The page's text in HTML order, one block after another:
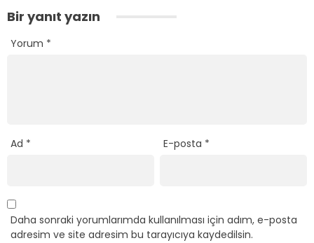
Bir yanıt yazın
Yorum *
Ad * E-posta *
Daha sonraki yorumlarımda kullanılması için adım, e-posta
adresim ve site adresim bu tarayıcıya kaydedilsin.